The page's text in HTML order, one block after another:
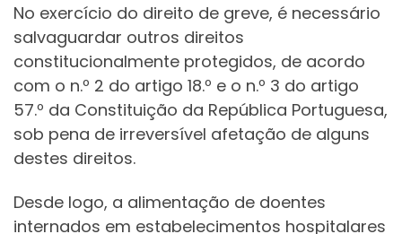
No exercício do direito de greve, é necessário
salvaguardar outros direitos
constitucionalmente protegidos, de acordo
com o n.º 2 do artigo 18.º e o n.º 3 do artigo
57.º da Constituição da República Portuguesa,
sob pena de irreversível afetação de alguns
destes direitos.
Desde logo, a alimentação de doentes
internados em estabelecimentos hospitalares